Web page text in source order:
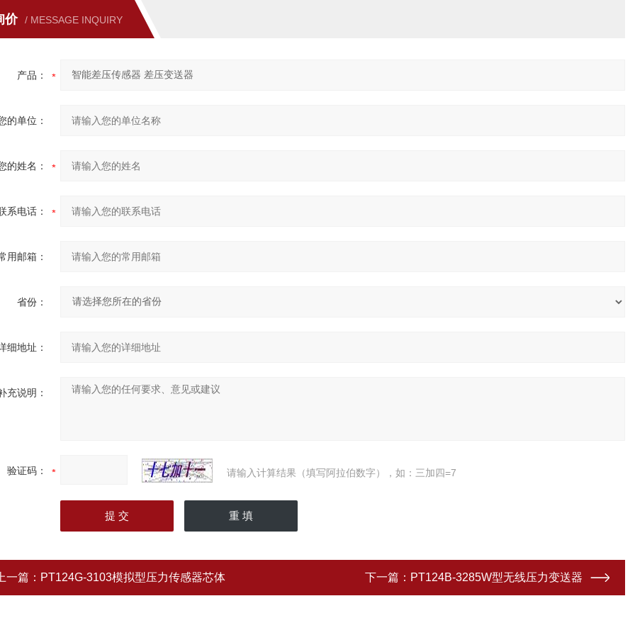
价 / MESSAGE INQUIRY
产品：
的单位：
的姓名：
系电话：
用邮箱：
省份：
细地址：
充说明：
验证码： 请输入计算结果（填写阿拉伯数字），如：三加四=7
一篇： PT124G-3103模拟型压力传感器芯体 下一篇： PT124B-3285W型无线压力变送器